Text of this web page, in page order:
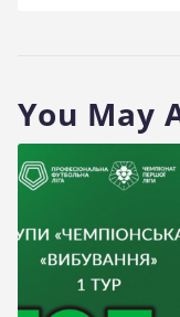
You May